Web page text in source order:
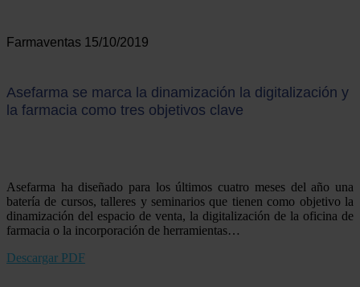
Farmaventas 15/10/2019
Asefarma se marca la dinamización la digitalización y
la farmacia como tres objetivos clave
Asefarma ha diseñado para los últimos cuatro meses del año una
batería de cursos, talleres y seminarios que tienen como objetivo la
dinamización del espacio de venta, la digitalización de la oficina de
farmacia o la incorporación de herramientas…
Descargar PDF